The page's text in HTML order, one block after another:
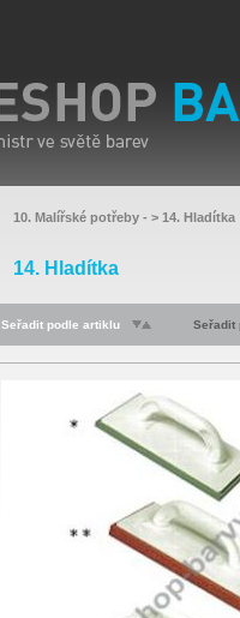
10. Malířské potřeby - > 14. Hladítka
14. Hladítka
Seřadit podle artiklu Seřadit